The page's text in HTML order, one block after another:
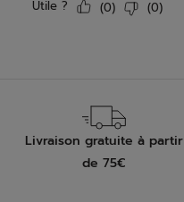
Livraison gratuite à partir
de 75€